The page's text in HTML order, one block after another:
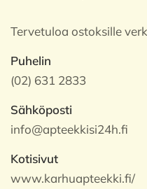
Tervetuloa ostoksille
Puhelin
(02) 631 2833
Sähköposti
info@apteekkisi24h.fi
Kotisivut
www.karhuapteekki.fi/